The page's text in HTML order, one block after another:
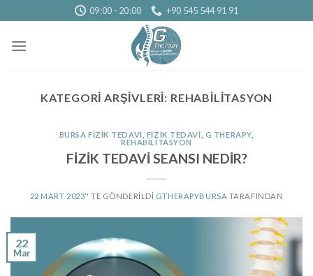
to
content
09:00 - 20:00 +90 545 544 91 91
KATEGORI ARŞIVLERI: REHABILITASYON
BURSA FIZIK TEDAVI FIZIK TEDAVI G THERAPY,
REHABILITASYON
FİZİK TEDAVİ SEANSI NEDİR?
22 MART 2023’' TE GÖNDERILDI GTHERAPYBURSA TARAFINDAN
22
Mar